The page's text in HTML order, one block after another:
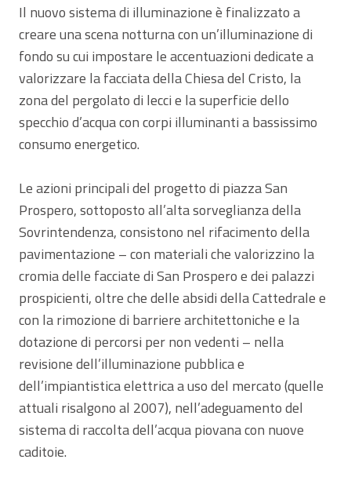
Il nuovo sistema di illuminazione è finalizzato a
creare una scena notturna con un’illuminazione di
fondo su cui impostare le accentuazioni dedicate a
valorizzare la facciata della Chiesa del Cristo, la
zona del pergolato di lecci e la superficie dello
specchio d’acqua con corpi illuminanti a bassissimo
consumo energetico.
Le azioni principali del progetto di piazza San
Prospero, sottoposto all’alta sorveglianza della
Sovrintendenza, consistono nel rifacimento della
pavimentazione – con materiali che valorizzino la
cromia delle facciate di San Prospero e dei palazzi
prospicienti, oltre che delle absidi della Cattedrale e
con la rimozione di barriere architettoniche e la
dotazione di percorsi per non vedenti – nella
revisione dell’illuminazione pubblica e
dell’impiantistica elettrica a uso del mercato (quelle
attuali risalgono al 2007), nell’adeguamento del
sistema di raccolta dell’acqua piovana con nuove
caditoie.